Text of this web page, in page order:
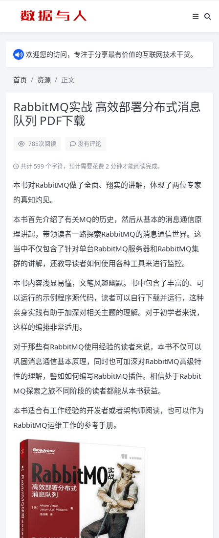
欢迎您的访问，专注于分享最有价值的互联网技术干货。
首页 资源 正文
RabbitMQ实战 高效部署分布式消息
队列 PDF下载
785次阅读 没有评论
共计 599 个字符，预计需要花费 2 分钟才能阅读完成。
本书对RabbitMQ做了全面、翔实的讲解，体现了两位专家
的真知灼见。
本书首先介绍了有关MQ的历史，然后从基本的消息通信原
理讲起，带领读者一路探索RabbitMQ的消息通信世界。这
当中不仅包含了针对单台RabbitMQ服务器和RabbitMQ集
群的讲解，还教导读者如何使用各种工具来进行监控。
本书内容浅显易懂，文笔风趣幽默。书中包含了丰富的、可
以运行的示例程序源代码，读者可以自行下载并运行，这种
亲身实践有助于加深对相关主题的理解。对于初学者来说，
这样的编排非常适用。
对于那些有RabbitMQ使用经验的读者来说，本书不仅可以
巩固消息通信基本原理，同时也可加深对RabbitMQ高级特
性的理解，譬如如何编写RabbitMQ插件。相信处于Rabbit
MQ探索之旅不同阶段的读者都能从本书获益。
本书适合有工作经验的开发者或者架构师阅读，也可以作为
RabbitMQ运维工作的参考手册。